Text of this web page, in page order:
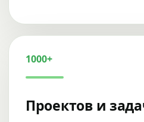
1000+
Проектов и